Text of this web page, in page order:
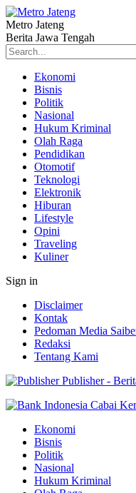
Metro Jateng
Berita Jawa Tengah
Ekonomi
Bisnis
Politik
Nasional
Hukum Kriminal
Olah Raga
Pendidikan
Otomotif
Teknologi
Elektronik
Hiburan
Lifestyle
Opini
Traveling
Kuliner
Sign in
Disclaimer
Kontak
Pedoman Media
Redaksi
Tentang Kami
Publisher -
Ekonomi
Bisnis
Politik
Nasional
Hukum Kriminal